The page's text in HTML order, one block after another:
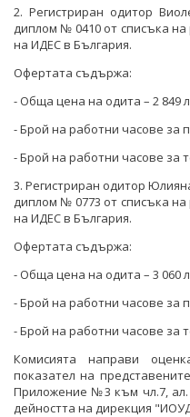
2. Регистриран одитор
диплом № 0410 от списъка
на ИДЕС в България.
Офертата съдържа:
- Обща цена на одита – 2 849
- Брой на работни часове за
- Брой на работни часове за
3. Регистриран одитор
диплом № 0773 от списъка
на ИДЕС в България.
Офертата съдържа:
- Обща цена на одита – 3 060
- Брой на работни часове за
- Брой на работни часове за
Комисията направи
показател на
Приложение №3 към чл.7,
дейността на дирекция